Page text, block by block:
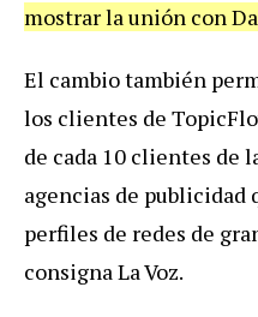
mostrar la unión con
El cambio también
los clientes de
de cada 10 clientes de
agencias de publicidad
perfiles de redes de
consigna La Voz.